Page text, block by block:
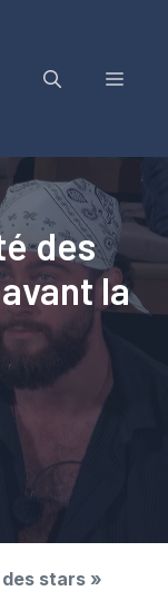
Menu
des
la
des stars »